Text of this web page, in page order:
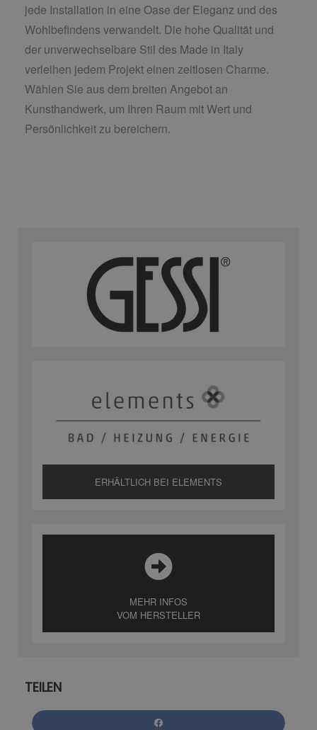
jede Installation in eine Oase der Eleganz und des
Wohlbefindens verwandelt. Die hohe Qualität und
der unverwechselbare Stil des Made in Italy
verleihen jedem Projekt einen zeitlosen Charme.
Wählen Sie aus dem breiten Angebot an
Kunsthandwerk, um Ihren Raum mit Wert und
Persönlichkeit zu bereichern.
ERHÄLTLICH BEI ELEMENTS
MEHR INFOS
VOM HERSTELLER
TEILEN